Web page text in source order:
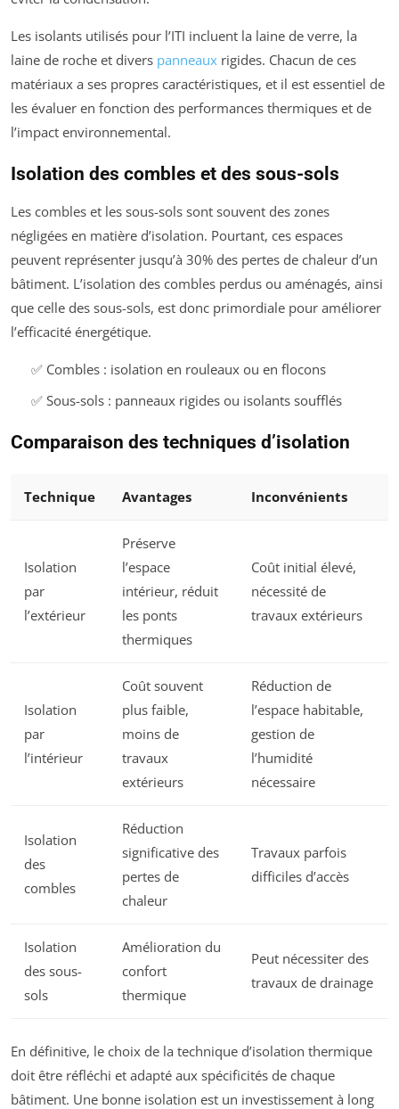
Les isolants utilisés pour l’ITI incluent la laine de verre, la
laine de roche et divers panneaux rigides. Chacun de ces
matériaux a ses propres caractéristiques, et il est essentiel de
les évaluer en fonction des performances thermiques et de
l’impact environnemental.
Isolation des combles et des sous-sols
Les combles et les sous-sols sont souvent des zones
négligées en matière d’isolation. Pourtant, ces espaces
peuvent représenter jusqu’à 30% des pertes de chaleur d’un
bâtiment. L’isolation des combles perdus ou aménagés, ainsi
que celle des sous-sols, est donc primordiale pour améliorer
l’efficacité énergétique.
✅ Combles : isolation en rouleaux ou en flocons
✅ Sous-sols : panneaux rigides ou isolants soufflés
Comparaison des techniques d’isolation
Technique Avantages Inconvénients
Isolation
par
l’extérieur
Préserve
l’espace
intérieur, réduit
les ponts
thermiques
Coût initial élevé,
nécessité de
travaux extérieurs
Isolation
par
l’intérieur
Coût souvent
plus faible,
moins de
travaux
extérieurs
Réduction de
l’espace habitable,
gestion de
l’humidité
nécessaire
Isolation
des
combles
Réduction
significative des
pertes de
chaleur
Travaux parfois
difficiles d’accès
Isolation
des sous-
sols
Amélioration du
confort
thermique
Peut nécessiter des
travaux de drainage
En définitive, le choix de la technique d’isolation thermique
doit être réfléchi et adapté aux spécificités de chaque
bâtiment. Une bonne isolation est un investissement à long